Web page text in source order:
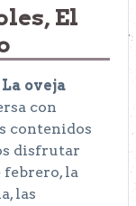
El
La oveja
con
contenidos
disfrutar
febrero, la
las